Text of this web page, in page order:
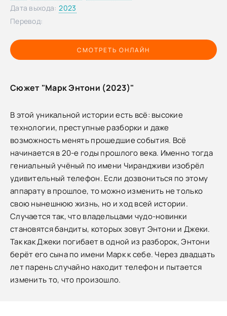
СМОТРЕТЬ ОНЛАЙН
Дата выхода: 2023
Перевод:
Сюжет "Марк Энтони (2023)"
В этой уникальной истории есть всё: высокие
технологии, преступные разборки и даже
возможность менять прошедшие события. Всё
начинается в 20-е годы прошлого века. Именно тогда
гениальный учёный по имени Чирандживи изобрёл
удивительный телефон. Если дозвониться по этому
аппарату в прошлое, то можно изменить не только
свою нынешнюю жизнь, но и ход всей истории.
Случается так, что владельцами чудо-новинки
становятся бандиты, которых зовут Энтони и Джеки.
Так как Джеки погибает в одной из разборок, Энтони
берёт его сына по имени Марк к себе. Через двадцать
лет парень случайно находит телефон и пытается
изменить то, что произошло.